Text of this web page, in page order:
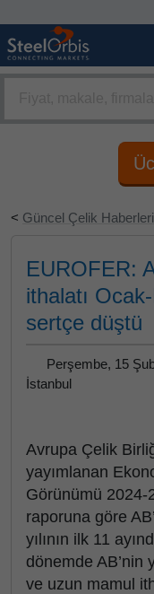
< Güncel Çelik Haberleri
EUROFER:
ithalatı
sertçe düştü
Perşembe, 15
İstanbul
Avrupa Çelik
yayımlanan
Görünümü 2024-
raporuna göre
yılının ilk 11
dönemde AB’nin
ve uzun mamul